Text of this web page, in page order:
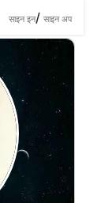
साइन इन/ साइन अप